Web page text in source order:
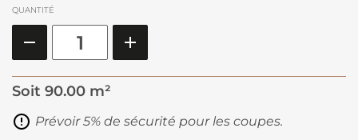
QUANTITÉ
Soit 90.00 m²
Prévoir 5% de sécurité pour les coupes.